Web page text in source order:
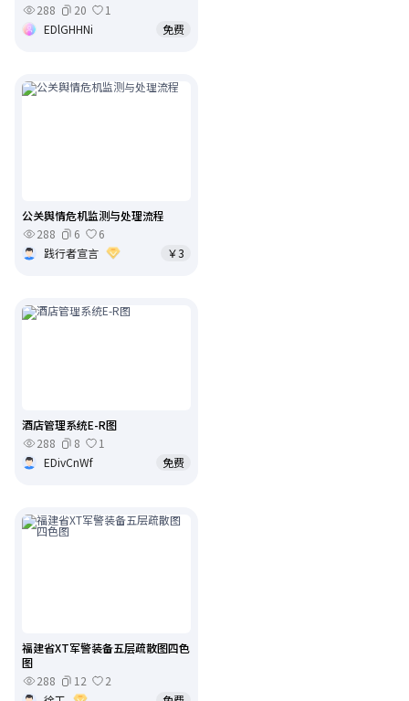
288
20
1
EDlGHHNi
免费
公关舆情危机监测与处理流程
288
6
6
践行者宣言
￥3
酒店管理系统E-R图
288
8
1
EDivCnWf
免费
福建省XT军警装备五层疏散图四色
图
288
12
2